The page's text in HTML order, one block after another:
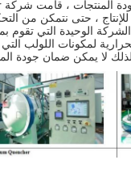
، حتى نتمكن من
الوحيدة التي تقوم
لا يمكن ضمان جودة